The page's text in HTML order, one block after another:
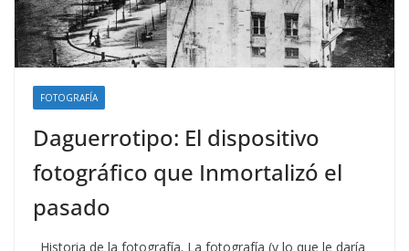
FOTOGRAFÍA
Daguerrotipo: El dispositivo
fotográfico que Inmortalizó el
pasado
Historia de la fotografía. La fotografía (y lo que le daría